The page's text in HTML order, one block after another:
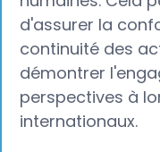
d'assurer la
continuité des
démontrer
perspectives à
internationaux.